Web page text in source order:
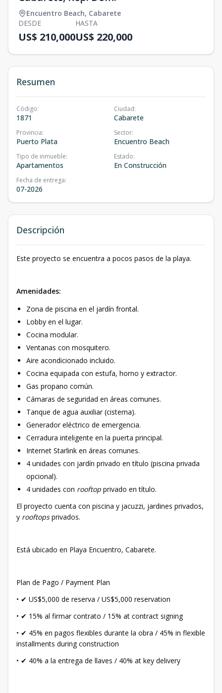
Encuentro Beach, Cabarete
DESDE
US$ 210,000
HASTA
US$ 220,000
Resumen
Código:
1871
Ciudad:
Cabarete
Provincia:
Puerto Plata
Sector:
Encuentro Beach
Tipo de inmueble:
Apartamentos
Estado:
En Construcción
Fecha de entrega:
07-2026
Descripción
Este proyecto se encuentra a pocos pasos de la playa.
Amenidades:
Zona de piscina en el jardín frontal.
Lobby en el lugar.
Cocina modular.
Ventanas con mosquitero.
Aire acondicionado incluido.
Cocina equipada con estufa, horno y extractor.
Gas propano común.
Cámaras de seguridad en áreas comunes.
Tanque de agua auxiliar (cisterna).
Generador eléctrico de emergencia.
Cerradura inteligente en la puerta principal.
Internet Starlink en áreas comunes.
4 unidades con jardín privado en título (piscina privada
opcional).
4 unidades con rooftop privado en título.
El proyecto cuenta con piscina y jacuzzi, jardines privados,
y rooftopsprivados.
Está ubicado en Playa Encuentro, Cabarete.
Plan de Pago / Payment Plan
• ✔ US$5,000 de reserva / US$5,000 reservation
• ✔ 15% al firmar contrato / 15% at contract signing
• ✔ 45% en pagos flexibles durante la obra / 45% in flexible
installments during construction
• ✔ 40% a la entrega de llaves / 40% at key delivery